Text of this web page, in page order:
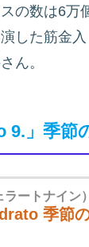
の数は6万
した筋金
ん。
9.」季節
ートナイン）
季節